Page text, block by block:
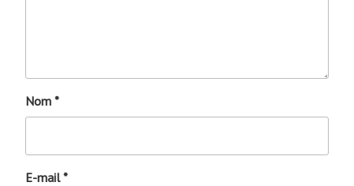
Nom *
E-mail*